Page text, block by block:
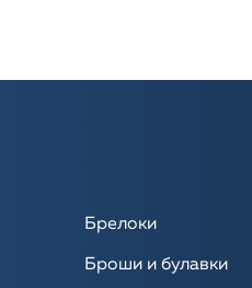
Брелоки
Броши и булавки